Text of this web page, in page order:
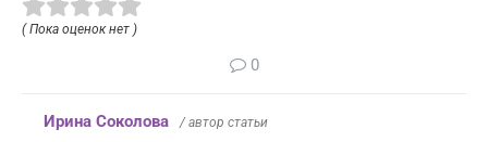
( Пока оценок нет )
0
Ирина Соколова / автор статьи